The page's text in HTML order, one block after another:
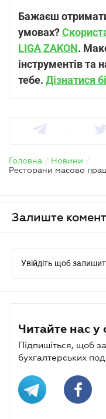
Бажаєш
умовах?
LIGA ZAKON.
інструментів та
тебе. Дізнатися
Головна / Новини /
Залиште
Увійдіть щоб
Читайте нас
Підпишіться, щоб
бухгалтерських